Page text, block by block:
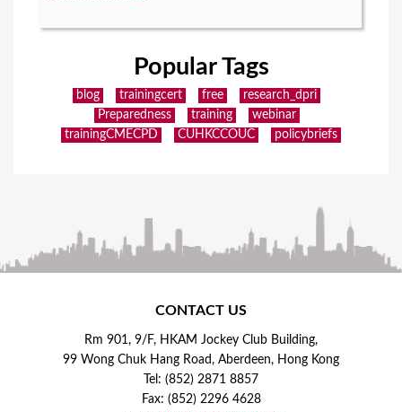
Popular Tags
blog trainingcert free
research_dpri
Preparedness
training
webinar
trainingCMECPD
CUHKCCOUC policybriefs
CONTACT US
Rm 901, 9/F, HKAM Jockey Club Building,
99 Wong Chuk Hang Road, Aberdeen, Hong Kong
Tel: (852) 2871 8857
Fax: (852) 2296 4628